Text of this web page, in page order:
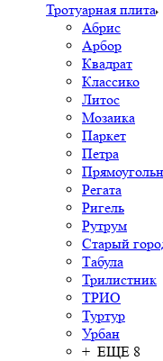
Тротуарная плита
Абрис
Арбор
Квадрат
Классико
Литос
Мозаика
Паркет
Петра
Регата
Ригель
Рутрум
Старый
Табула
Трилистник
ТРИО
Туртур
Урбан
+ ЕЩЕ 8